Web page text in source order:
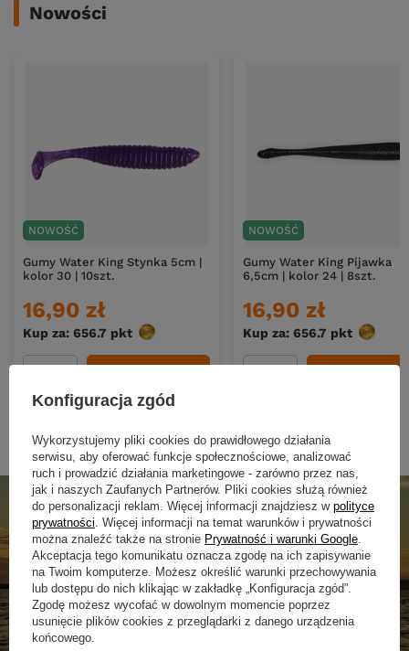
Nowości
NOWOŚĆ
Gumy Water King Stynka 5cm |
kolor 30 | 10szt.
16,90 zł
Kup za: 656.7 pkt punktów
NOWOŚĆ
Gumy Water King Pijawka
6,5cm | kolor 24 | 8szt.
16,90 zł
Kup za: 656.7 pkt
Konfiguracja zgód
Wykorzystujemy pliki cookies do prawidłowego działania
serwisu, aby oferować funkcje społecznościowe, analizować
ruch i prowadzić działania marketingowe - zarówno przez nas,
jak i naszych Zaufanych Partnerów. Pliki cookies służą również
do personalizacji reklam. Więcej informacji znajdziesz w polityce
prywatności . Więcej informacji na temat warunków i prywatności
można znaleźć także na stronie Prywatność i warunki Google
Akceptacja tego komunikatu oznacza zgodę na ich zapisywanie
na Twoim komputerze. Możesz określić warunki przechowywania
lub dostępu do nich klikając w zakładkę „Konfiguracja zgód”.
Zgodę możesz wycofać w dowolnym momencie poprzez
usunięcie plików cookies z przeglądarki z danego urządzenia
końcowego.